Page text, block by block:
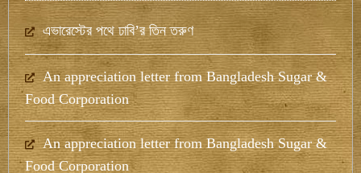
এভারেস্টের পথে ঢাবি’র তিন তরুণ
An appreciation letter from Bangladesh Sugar &
Food Corporation
An appreciation letter from Bangladesh Sugar &
Food Corporation